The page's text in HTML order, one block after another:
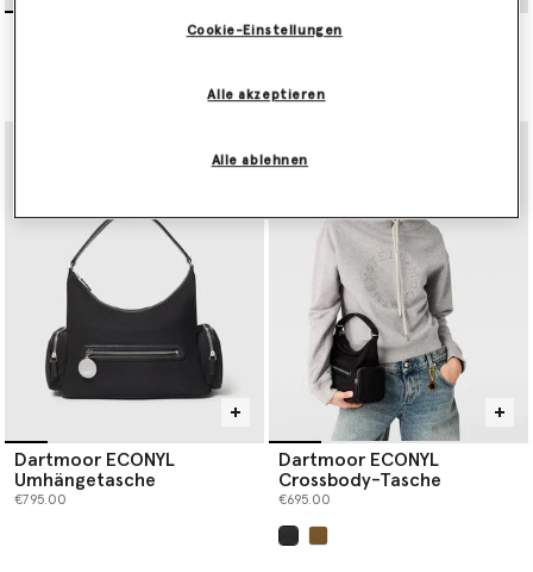
Dartmoor Schultertasche
Dartmoor ECONYL
Dartmoor ECONYL
Umhängetasche
€795.00
Dartmoor ECONYL
Crossbody-Tasche
€695.00
Cookie-Einstellungen
Alle ablehnen
Alle akzeptieren